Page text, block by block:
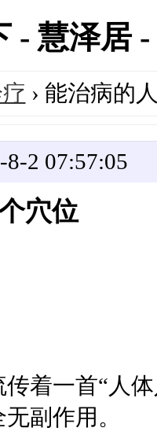
- 慧泽居
› 能治病的
2 07:57:05
穴位
着一首“人
副作用。